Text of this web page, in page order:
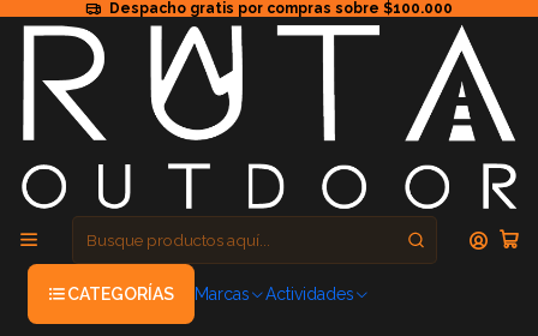
Despacho gratis por compras sobre $100.000
CATEGORÍAS Marcas Actividades